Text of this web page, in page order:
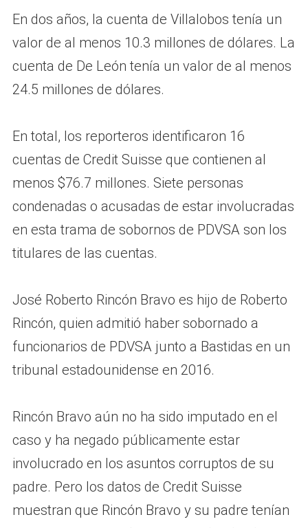
En dos años, la cuenta de Villalobos tenía un
valor de al menos 10.3 millones de dólares. La
cuenta de De León tenía un valor de al menos
24.5 millones de dólares.
En total, los reporteros identificaron 16
cuentas de Credit Suisse que contienen al
menos $76.7 millones. Siete personas
condenadas o acusadas de estar involucradas
en esta trama de sobornos de PDVSA son los
titulares de las cuentas.
José Roberto Rincón Bravo es hijo de Roberto
Rincón, quien admitió haber sobornado a
funcionarios de PDVSA junto a Bastidas en un
tribunal estadounidense en 2016.
Rincón Bravo aún no ha sido imputado en el
caso y ha negado públicamente estar
involucrado en los asuntos corruptos de su
padre. Pero los datos de Credit Suisse
muestran que Rincón Bravo y su padre tenían